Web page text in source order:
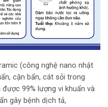
(công nghệ nano nhật
cặn bẩn, cát sỏi trong
99% lượng vi khuẩn và
gây bệnh dịch tả,